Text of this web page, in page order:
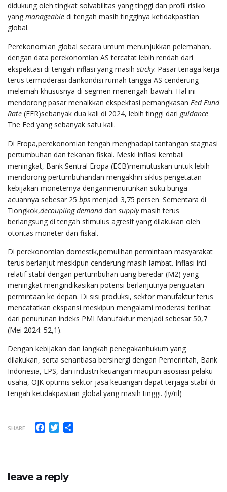
didukung oleh tingkat solvabilitas yang tinggi dan profil risiko
yang manageable di tengah masih tingginya ketidakpastian
global.
Perekonomian global secara umum menunjukkan pelemahan,
dengan data perekonomian AS tercatat lebih rendah dari
ekspektasi di tengah inflasi yang masih sticky. Pasar tenaga kerja
terus termoderasi dankondisi rumah tangga AS cenderung
melemah khususnya di segmen menengah-bawah. Hal ini
mendorong pasar menaikkan ekspektasi pemangkasan Fed Fund
Rate (FFR)sebanyak dua kali di 2024, lebih tinggi dari guidance
The Fed yang sebanyak satu kali.
Di Eropa,perekonomian tengah menghadapi tantangan stagnasi
pertumbuhan dan tekanan fiskal. Meski inflasi kembali
meningkat, Bank Sentral Eropa (ECB)memutuskan untuk lebih
mendorong pertumbuhandan mengakhiri siklus pengetatan
kebijakan moneternya denganmenurunkan suku bunga
acuannya sebesar 25 bps menjadi 3,75 persen. Sementara di
Tiongkok,decoupling demanddan supplymasih terus
berlangsung di tengah stimulus agresif yang dilakukan oleh
otoritas moneter dan fiskal.
Di perekonomian domestik,pemulihan permintaan masyarakat
terus berlanjut meskipun cenderung masih lambat. Inflasi inti
relatif stabil dengan pertumbuhan uang beredar (M2) yang
meningkat mengindikasikan potensi berlanjutnya penguatan
permintaan ke depan. Di sisi produksi, sektor manufaktur terus
mencatatkan ekspansi meskipun mengalami moderasi terlihat
dari penurunan indeks PMI Manufaktur menjadi sebesar 50,7
(Mei 2024: 52,1).
Dengan kebijakan dan langkah penegakanhukum yang
dilakukan, serta senantiasa bersinergi dengan Pemerintah, Bank
Indonesia, LPS, dan industri keuangan maupun asosiasi pelaku
usaha, OJK optimis sektor jasa keuangan dapat terjaga stabil di
tengah ketidakpastian global yang masih tinggi. (ly/ril)
SHARE Facebook
Twitter
leave a reply